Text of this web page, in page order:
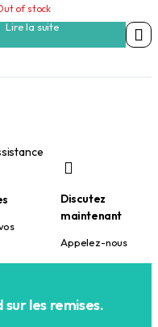
of stock
Lire la suite
Discutez
maintenant
Appelez-nous
les remises.